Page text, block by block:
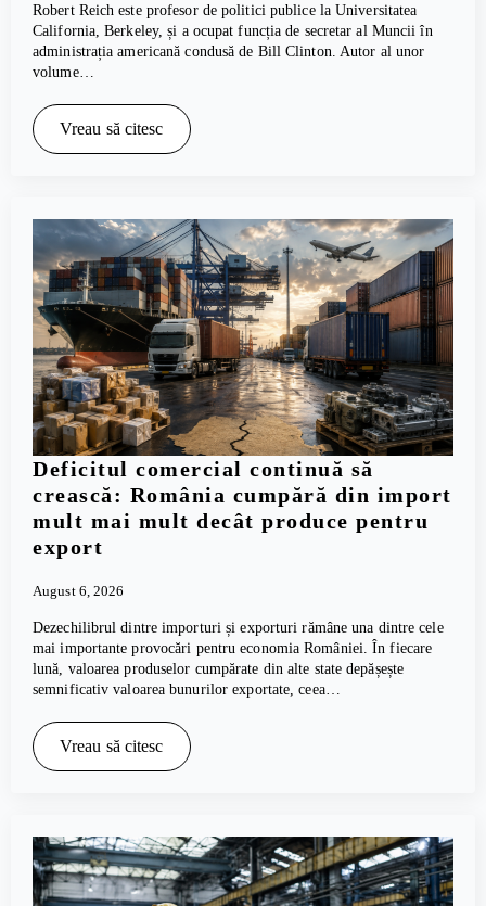
Robert Reich este profesor de politici publice la Universitatea
California, Berkeley, și a ocupat funcția de secretar al Muncii în
administrația americană condusă de Bill Clinton. Autor al unor
volume…
Vreau să citesc
Deficitul comercial continuă să
crească: România cumpără din import
mult mai mult decât produce pentru
export
August 6, 2026
Dezechilibrul dintre importuri și exporturi rămâne una dintre cele
mai importante provocări pentru economia României. În fiecare
lună, valoarea produselor cumpărate din alte state depășește
semnificativ valoarea bunurilor exportate, ceea…
Vreau să citesc